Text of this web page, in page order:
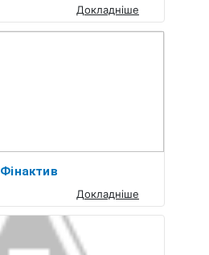
Докладніше
Фінактив
Докладніше